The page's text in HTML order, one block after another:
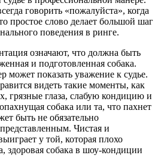
говорить «пожалуйста», когда
простое слово делает большой шаг
поведения в ринге.
означают, что должна быть
и подготовленная собака.
может показать уважение к судье.
видеть такие моменты, как
грязные глаза, слабую кондицию и
собака или та, что пахнет
быть не обязательно
Чистая и
у той, которая плохо
собака в шоу-кондиции